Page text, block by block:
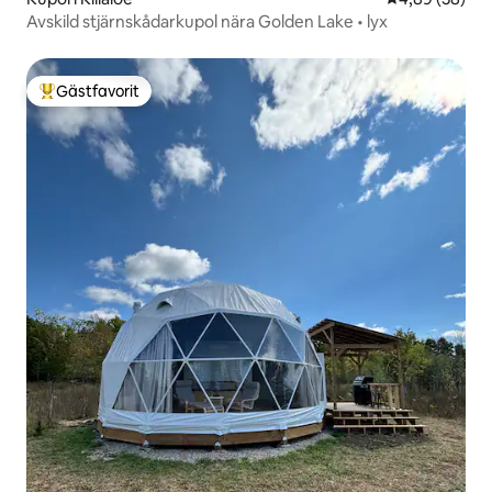
Avskild stjärnskådarkupol nära Golden Lake • lyx
Populär gästfavorit
Gästfavorit